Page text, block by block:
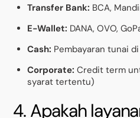
Transfer Bank: BCA,
E-Wallet: DANA, OVO,
Cash: Pembayaran tunai
Corporate: Credit term
syarat tertentu)
4. Apakah